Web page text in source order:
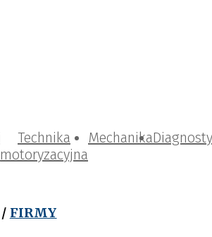
Technika
motoryzacyjna
Mechanika
/ FIRMY